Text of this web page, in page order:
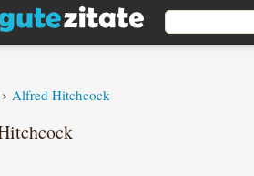
› Alfred Hitchcock